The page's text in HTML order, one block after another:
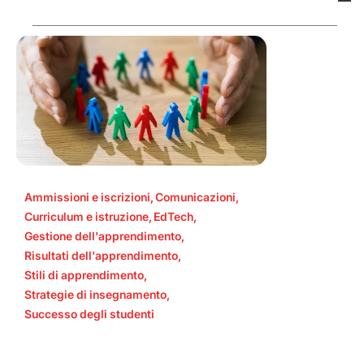
Ammissioni e iscrizioni,Comunicazioni,
Curriculum e istruzione, EdTech,
Gestione dell'apprendimento,
Risultati dell'apprendimento,
Stili di apprendimento,
Strategie di insegnamento,
Successo degli studenti